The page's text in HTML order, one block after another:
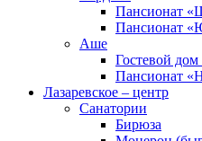
Пансионат
Пансионат
Аше
Гостевой
Пансионат
Лазаревское – центр
Санатории
Бирюза